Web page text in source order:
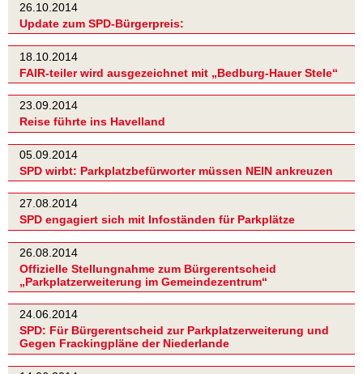
26.10.2014
Update zum SPD-Bürgerpreis:
18.10.2014
FAIR-teiler wird ausgezeichnet mit „Bedburg-Hauer Stele“
23.09.2014
Reise führte ins Havelland
05.09.2014
SPD wirbt: Parkplatzbefürworter müssen NEIN ankreuzen
27.08.2014
SPD engagiert sich mit Infoständen für Parkplätze
26.08.2014
Offizielle Stellungnahme zum Bürgerentscheid
„Parkplatzerweiterung im Gemeindezentrum“
24.06.2014
SPD: Für Bürgerentscheid zur Parkplatzerweiterung und
Gegen Frackingpläne der Niederlande